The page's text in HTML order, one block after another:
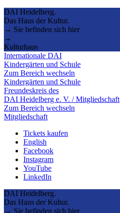
DAI Heidelberg.
Das Haus der Kultur.
→ Sie befinden sich hier
→
Kulturhaus
Internationale DAI
Kindergärten und Schule
Zum Bereich wechseln
Kindergärten und Schule
Freundeskreis des
DAI Heidelberg e. V. / Mitgliedschaft
Zum Bereich wechseln
Mitgliedschaft
Tickets kaufen
English
Facebook
Instagram
YouTube
LinkedIn
DAI Heidelberg.
Das Haus der Kultur.
→ Sie befinden sich hier